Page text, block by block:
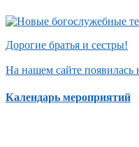
Дорогие братья и сестры!
На нашем сайте появилась
Календарь мероприятий